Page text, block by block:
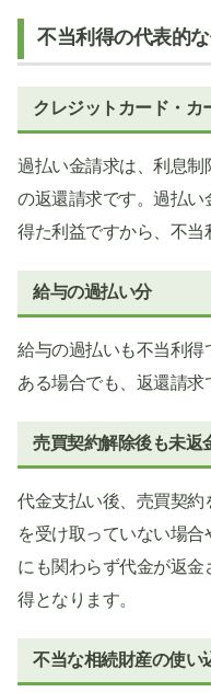
不当利得の代表的
クレジットカード・カ
過払い金請求は、利息制
の返還請求です。過払い
得た利益ですから、不当
給与の過払い分
給与の過払いも不当利
ある場合でも、返還請求
売買契約解除後も未返
代金支払い後、売買契
を受け取っていない場
にも関わらず代金が返金
得となります。
不当な相続財産の使い